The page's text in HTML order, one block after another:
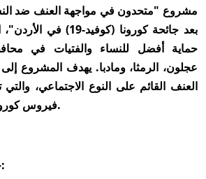
مشروع "متحدون في مواجهة العنف ضد
بعد جائحة كورونا
حماية أفضل للنساء والفتيات في
عجلون، الرمثا، ومادبا. يهدف المشروع
العنف القائم على النوع الاجتماعي،
فيروس كورونا والقيود المرتبطة به.
خدمات الاتصالات: